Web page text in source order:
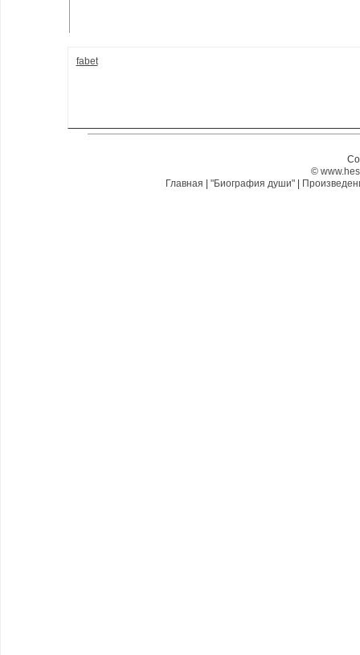
fabet
©
Главная
"Биография души"